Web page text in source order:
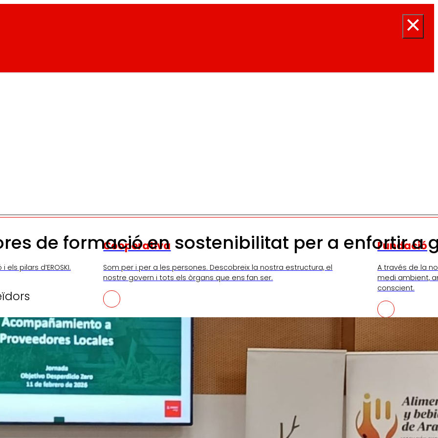
pilars d’EROSKI.
Cooperativa
Som per i per a les persones. Descobreix la nostra estructura, el
nostre govern i tots els òrgans que ens fan ser.
Fundació
A través de la
medi ambient,
conscient.
de formació en sostenibilitat per a enfortir a